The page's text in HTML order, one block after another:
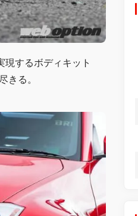
現するボディキット
きる。